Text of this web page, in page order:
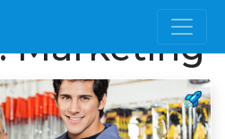
Marketing